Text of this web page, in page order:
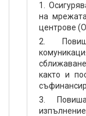
1.
на
центрове
2.
както и
3.